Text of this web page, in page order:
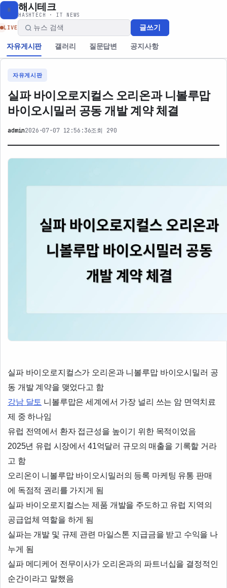
H 해시테크
HASHTECH · IT NEWS
자유게시판 갤러리 질문답변 공지사항
LIVE 글쓰기
자유게시판
실파 바이오로지컬스 오리온과 니볼루맙
바이오시밀러 공동 개발 계약 체결
admin2026-07-07 12:56:36조회 290
실파 바이오로지컬스가 오리온과 니볼루맙 바이오시밀러 공
동 개발 계약을 맺었다고 함
강남 달토 니볼루맙은 세계에서 가장 널리 쓰는 암 면역치료
제 중 하나임
유럽 전역에서 환자 접근성을 높이기 위한 목적이었음
2025년 유럽 시장에서 41억달러 규모의 매출을 기록할 거라
고 함
오리온이 니볼루맙 바이오시밀러의 등록 마케팅 유통 판매
에 독점적 권리를 가지게 됨
실파 바이오로지컬스는 제품 개발을 주도하고 유럽 지역의
공급업체 역할을 하게 됨
실파는 개발 및 규제 관련 마일스톤 지급금을 받고 수익을 나
누게 됨
실파 메디케어 전무이사가 오리온과의 파트너십을 결정적인
순간이라고 말했음